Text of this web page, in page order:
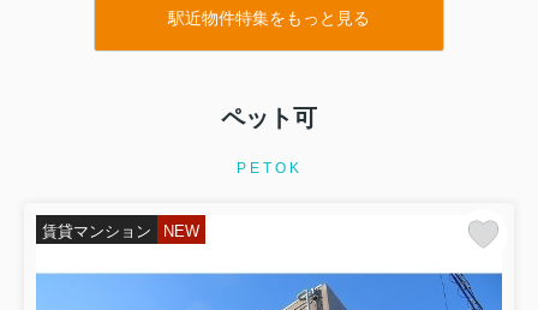
駅近物件特集をもっと見る
ペット可
PETOK
賃貸マンション NEW